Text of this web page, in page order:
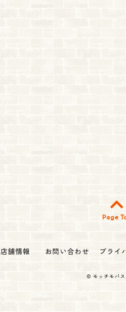
Page
店舗情報 お問い合わせ プライ
© モッチモパ